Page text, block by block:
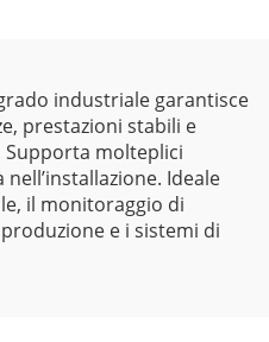
industriale garantisce
prestazioni stabili e
molteplici
Ideale
il monitoraggio di
e i sistemi di